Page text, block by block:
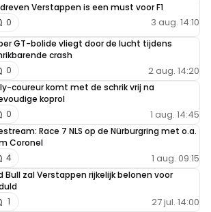
Verstappen is een must voor F1
3 aug. 14:10
0
GT-bolide vliegt door de lucht tijdens
crash
2 aug. 14:20
0
coureur komt met de schrik vrij na
koprol
1 aug. 14:45
0
Race 7 NLS op de Nürburgring met o.a.
Coronel
1 aug. 09:15
4
Bull zal Verstappen rijkelijk belonen voor
27 jul. 14:00
1